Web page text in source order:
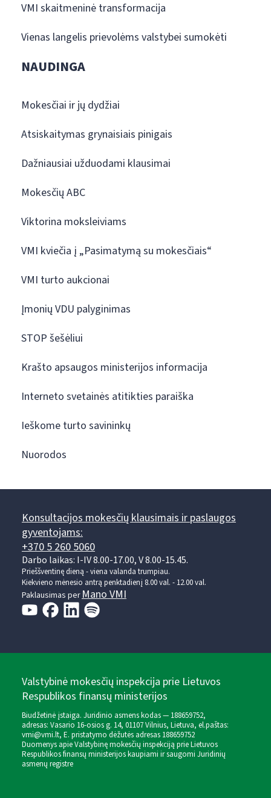
VMI skaitmeninė transformacija
Vienas langelis prievolėms valstybei sumokėti
NAUDINGA
Mokesčiai ir jų dydžiai
Atsiskaitymas grynaisiais pinigais
Dažniausiai užduodami klausimai
Mokesčių ABC
Viktorina moksleiviams
VMI kviečia į „Pasimatymą su mokesčiais“
VMI turto aukcionai
Įmonių VDU palyginimas
STOP šešėliui
Krašto apsaugos ministerijos informacija
Interneto svetainės atitikties paraiška
Ieškome turto savininkų
Nuorodos
Konsultacijos mokesčių klausimais ir paslaugos
gyventojams:
+370 5 260 5060
Darbo laikas: I-IV 8.00-17.00, V 8.00-15.45.
Prieššventinę dieną - viena valanda trumpiau.
Kiekvieno mėnesio antrą penktadienį 8.00 val. - 12.00 val.
Paklausimas perMano VMI
Valstybinė mokesčių inspekcija prie Lietuvos
Respublikos finansų ministerijos
Biudžetinė įstaiga. Juridinio asmens kodas — 188659752,
adresas: Vasario 16-osios g. 14, 01107 Vilnius, Lietuva, el.paštas:
vmi@vmi.lt, E. pristatymo dėžutės adresas 188659752
Duomenys apie Valstybinę mokesčių inspekciją prie Lietuvos
Respublikos finansų ministerijos kaupiami ir saugomi Juridinių
asmenų registre